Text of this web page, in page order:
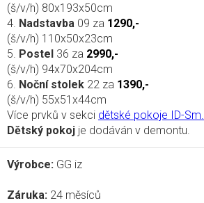
(š/v/h) 80x193x50cm
4. Nadstavba 09 za 1290,-
(š/v/h) 110x50x23cm
5. Postel 36 za 2990,-
(š/v/h) 94x70x204cm
6. Noční stolek 22 za 1390,-
(š/v/h) 55x51x44cm
Více prvků v sekci dětské pokoje ID-Sm.
Dětský pokoj je dodáván v demontu.
Výrobce: GG iz
Záruka: 24 měsíců